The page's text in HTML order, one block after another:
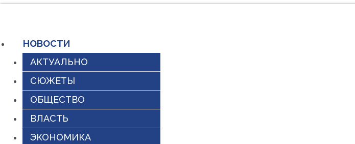
содержимому
НОВОСТИ
АКТУАЛЬНО
СЮЖЕТЫ
ОБЩЕСТВО
ВЛАСТЬ
ЭКОНОМИКА